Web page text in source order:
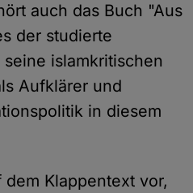
auch das Buch "Aus
der studierte
islamkritischen
Aufklärer und
in diesem
Klappentext vor,